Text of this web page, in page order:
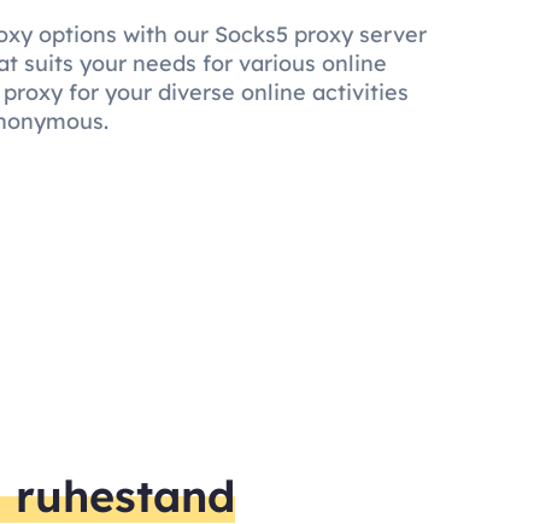
options with our Socks5 proxy server
suits your needs for various online
for your diverse online activities
ruhestand